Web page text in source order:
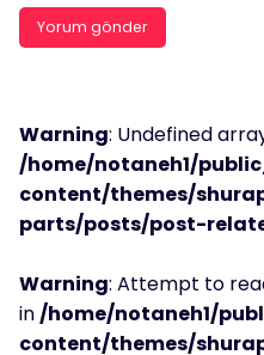
Warning: Undefined
/home/notaneh1/
content/themes/
parts/posts/post-
Warning: Attempt to
in /home/notaneh1/
content/themes/